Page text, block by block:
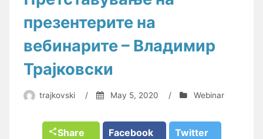
презентерите на
вебинарите – Владимир
Трајковски
trajkovski / May 5, 2020 / Webinar
Share Facebook Twitter